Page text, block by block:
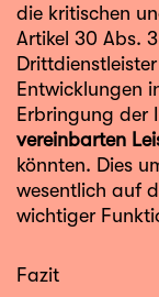
die kritischen
Artikel 30 Abs.
Entwicklungen
Erbringung der
vereinbarten
könnten. Dies
wesentlich auf
wichtiger
Fazit